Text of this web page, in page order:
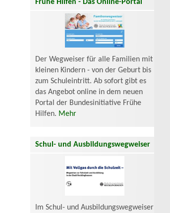
Frühe Hilfen - Das Online-Portal
Der Wegweiser für alle Familien mit
kleinen Kindern - von der Geburt bis
zum Schuleintritt. Ab sofort gibt es
das Angebot online in dem neuen
Portal der Bundesinitiative Frühe
Hilfen. Mehr
Schul- und Ausbildungswegweiser
Im Schul- und Ausbildungswegweiser